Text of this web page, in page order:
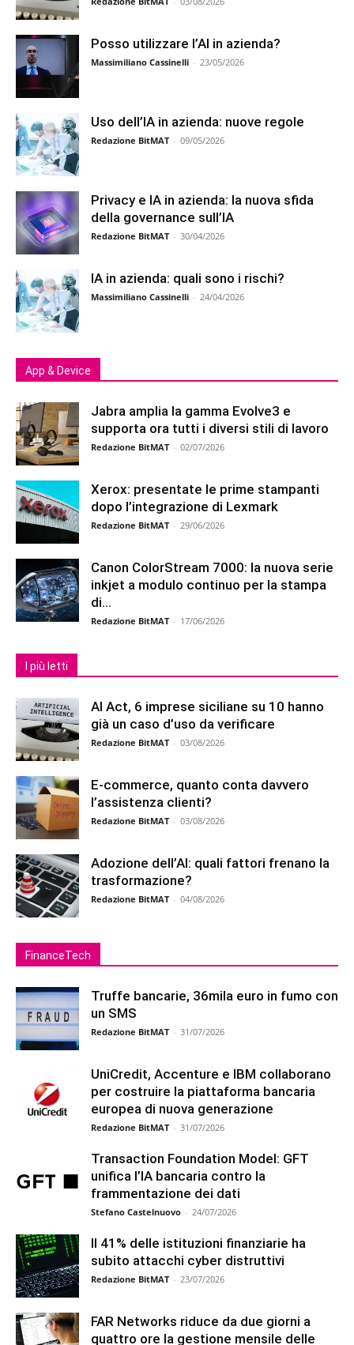
Posso utilizzare l’AI in azienda?
Massimiliano Cassinelli - 23/05/2026
Uso dell’IA in azienda: nuove regole
Redazione BitMAT - 09/05/2026
Privacy e IA in azienda: la nuova sfida
della governance sull’IA
Redazione BitMAT - 30/04/2026
IA in azienda: quali sono i rischi?
Massimiliano Cassinelli - 24/04/2026
App & Device
Jabra amplia la gamma Evolve3 e
supporta ora tutti i diversi stili di lavoro
Redazione BitMAT - 02/07/2026
Xerox: presentate le prime stampanti
dopo l’integrazione di Lexmark
Redazione BitMAT - 29/06/2026
Canon ColorStream 7000: la nuova serie
inkjet a modulo continuo per la stampa
di...
Redazione BitMAT - 17/06/2026
I più letti
AI Act, 6 imprese siciliane su 10 hanno
già un caso d’uso da verificare
Redazione BitMAT - 03/08/2026
E-commerce, quanto conta davvero
l’assistenza clienti?
Redazione BitMAT - 03/08/2026
Adozione dell’AI: quali fattori frenano la
trasformazione?
Redazione BitMAT - 04/08/2026
FinanceTech
Truffe bancarie, 36mila euro in fumo con
un SMS
Redazione BitMAT - 31/07/2026
UniCredit, Accenture e IBM collaborano
per costruire la piattaforma bancaria
europea di nuova generazione
Redazione BitMAT - 31/07/2026
Transaction Foundation Model: GFT
unifica l’IA bancaria contro la
frammentazione dei dati
Stefano Castelnuovo - 24/07/2026
Il 41% delle istituzioni finanziarie ha
subito attacchi cyber distruttivi
Redazione BitMAT - 23/07/2026
FAR Networks riduce da due giorni a
quattro ore la gestione mensile delle